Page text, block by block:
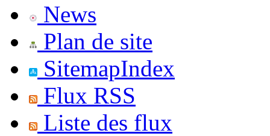
News
Plan de site
SitemapIndex
Flux RSS
Liste des flux